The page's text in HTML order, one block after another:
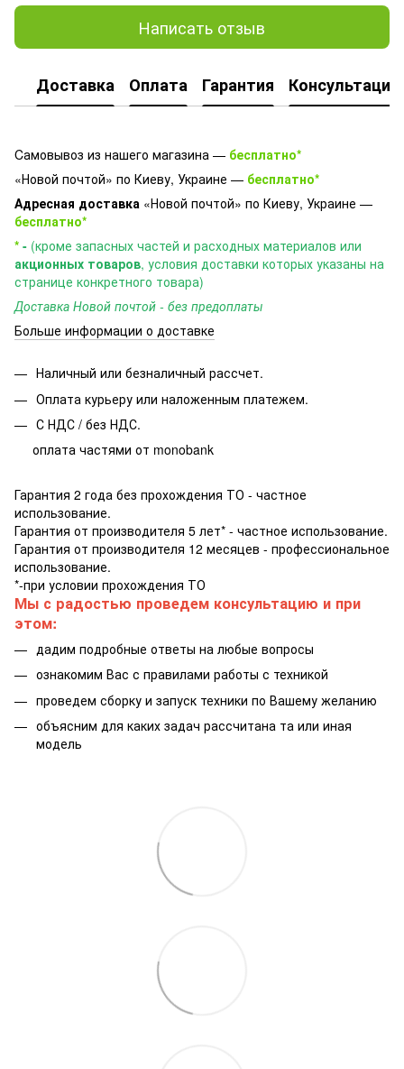
Написать отзыв
Доставка Оплата Гарантия Консультация
Cамовывоз из нашего магазина — бесплатно*
«Новой почтой» по Киеву, Украине — бесплатно*
Адресная доставка «Новой почтой» по Киеву, Украине —
бесплатно*
* - (кроме запасных частей и расходных материалов или
акционных товаров, условия доставки которых указаны на
странице конкретного товара)
Доставка Новой почтой - без предоплаты
Больше информации о доставке
Наличный или безналичный рассчет.
Оплата курьеру или наложенным платежем.
С НДС / без НДС.
оплата частями от monobank
Гарантия 2 года без прохождения ТО - частное
использование.
Гарантия от производителя 5 лет* - частное использование.
Гарантия от производителя 12 месяцев - профессиональное
использование.
*-при условии прохождения ТО
Мы с радостью проведем консультацию и при
этом:
дадим подробные ответы на любые вопросы
ознакомим Вас с правилами работы с техникой
проведем сборку и запуск техники по Вашему желанию
объясним для каких задач рассчитана та или иная
модель